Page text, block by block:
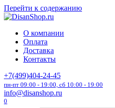
Перейти к содержанию
О компании
Оплата
Доставка
Контакты
+7(499)404-24-45
пн-пт 09:00 - 19:00, сб 10:00 - 19:00
info@disanshop.ru
0